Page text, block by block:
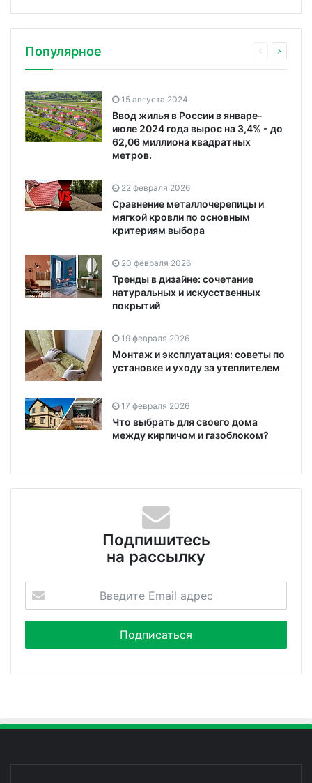
Популярное
15 августа 2024
Ввод жилья в России в январе-
июле 2024 года вырос на 3,4% - до
62,06 миллиона квадратных
метров.
22 февраля 2026
Сравнение металлочерепицы и
мягкой кровли по основным
критериям выбора
20 февраля 2026
Тренды в дизайне: сочетание
натуральных и искусственных
покрытий
19 февраля 2026
Монтаж и эксплуатация: советы по
установке и уходу за утеплителем
17 февраля 2026
Что выбрать для своего дома
между кирпичом и газоблоком?
Подпишитесь
на рассылку